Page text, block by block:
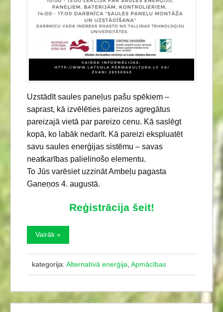
Uzstādīt saules paneļus pašu spēkiem –
saprast, kā izvēlēties pareizos agregātus
pareizajā vietā par pareizo cenu. Kā saslēgt
kopā, ko labāk nedarīt. Kā pareizi ekspluatēt
savu saules enerģijas sistēmu – savas
neatkarības palielinošo elementu.
To Jūs varēsiet uzzināt Ambeļu pagasta
Ganeņos 4. augustā.
Reģistrācija šeit!
Vairāk »
kategorija: Alternatīvā enerģija Apmācības